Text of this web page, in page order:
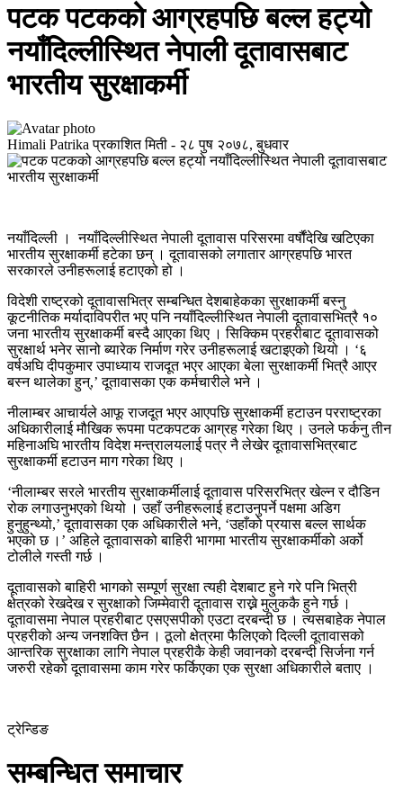
पटक पटकको आग्रहपछि बल्ल हट्यो
नयाँदिल्लीस्थित नेपाली दूतावासबाट
भारतीय सुरक्षाकर्मी
Himali Patrika प्रकाशित मिती - २८ पुष २०७८, बुधवार
नयाँदिल्ली । नयाँदिल्लीस्थित नेपाली दूतावास परिसरमा वर्षौंदेखि खटिएका
भारतीय सुरक्षाकर्मी हटेका छन् । दूतावासको लगातार आग्रहपछि भारत
सरकारले उनीहरूलाई हटाएको हो ।
विदेशी राष्ट्रको दूतावासभित्र सम्बन्धित देशबाहेकका सुरक्षाकर्मी बस्नु
कूटनीतिक मर्यादाविपरीत भए पनि नयाँदिल्लीस्थित नेपाली दूतावासभित्रै १०
जना भारतीय सुरक्षाकर्मी बस्दै आएका थिए । सिक्किम प्रहरीबाट दूतावासको
सुरक्षार्थ भनेर सानो ब्यारेक निर्माण गरेर उनीहरूलाई खटाइएको थियो । ‘६
वर्षअघि दीपकुमार उपाध्याय राजदूत भएर आएका बेला सुरक्षाकर्मी भित्रै आएर
बस्न थालेका हुन्,’ दूतावासका एक कर्मचारीले भने ।
नीलाम्बर आचार्यले आफू राजदूत भएर आएपछि सुरक्षाकर्मी हटाउन परराष्ट्रका
अधिकारीलाई मौखिक रूपमा पटकपटक आग्रह गरेका थिए । उनले फर्कनु तीन
महिनाअघि भारतीय विदेश मन्त्रालयलाई पत्र नै लेखेर दूतावासभित्रबाट
सुरक्षाकर्मी हटाउन माग गरेका थिए ।
‘नीलाम्बर सरले भारतीय सुरक्षाकर्मीलाई दूतावास परिसरभित्र खेल्न र दौडिन
रोक लगाउनुभएको थियो । उहाँ उनीहरूलाई हटाउनुपर्ने पक्षमा अडिग
हुनुहुन्थ्यो,’ दूतावासका एक अधिकारीले भने, ‘उहाँको प्रयास बल्ल सार्थक
भएको छ ।’ अहिले दूतावासको बाहिरी भागमा भारतीय सुरक्षाकर्मीको अर्को
टोलीले गस्ती गर्छ ।
दूतावासको बाहिरी भागको सम्पूर्ण सुरक्षा त्यही देशबाट हुने गरे पनि भित्री
क्षेत्रको रेखदेख र सुरक्षाको जिम्मेवारी दूतावास राख्ने मुलुककै हुने गर्छ ।
दूतावासमा नेपाल प्रहरीबाट एसएसपीको एउटा दरबन्दी छ । त्यसबाहेक नेपाल
प्रहरीको अन्य जनशक्ति छैन । ठूलो क्षेत्रमा फैलिएको दिल्ली दूतावासको
आन्तरिक सुरक्षाका लागि नेपाल प्रहरीकै केही जवानको दरबन्दी सिर्जना गर्न
जरुरी रहेको दूतावासमा काम गरेर फर्किएका एक सुरक्षा अधिकारीले बताए ।
ट्रेन्डिङ
सम्बन्धित समाचार